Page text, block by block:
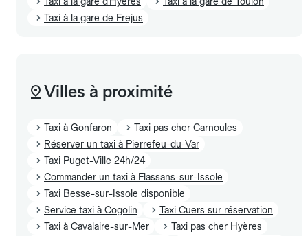
Taxi à la gare de Frejus
Villes à proximité
Taxi à Gonfaron
Taxi pas cher Carnoules
Réserver un taxi à Pierrefeu-du-Var
Taxi Puget-Ville 24h/24
Commander un taxi à Flassans-sur-Issole
Taxi Besse-sur-Issole disponible
Service taxi à Cogolin
Taxi Cuers sur réservation
Taxi à Cavalaire-sur-Mer
Taxi pas cher Hyères